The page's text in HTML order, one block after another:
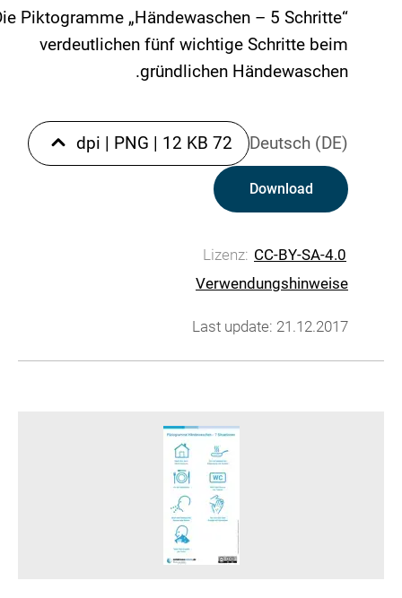
Piktogramme „Händewaschen – 5 Schritte“
verdeutlichen fünf wichtige Schritte beim
gründlichen Händewaschen.
Deutsch (DE)
72 dpi
| PNG | 12 KB
Download
Lizenz: CC-BY-SA-4.0
Verwendungshinweise
Last update: 21.12.2017